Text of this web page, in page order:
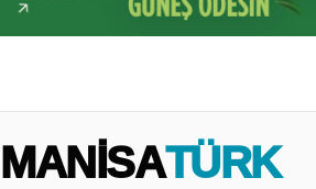
MANİSA TÜRK